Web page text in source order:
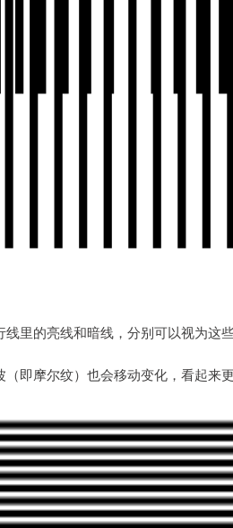
里的亮线和暗线，分别可以视为这些
即摩尔纹）也会移动变化，看起来更